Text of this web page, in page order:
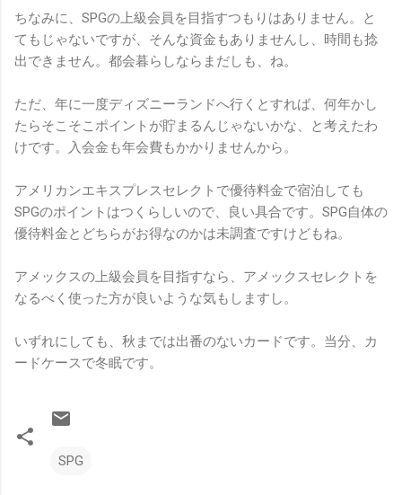
ちなみに、SPGの上級会員を目指すつもりはありません。と
てもじゃないですが、そんな資金もありませんし、時間も捻
出できません。都会暮らしならまだしも、ね。
ただ、年に一度ディズニーランドへ行くとすれば、何年かし
たらそこそこポイントが貯まるんじゃないかな、と考えたわ
けです。入会金も年会費もかかりませんから。
アメリカンエキスプレスセレクトで優待料金で宿泊しても
SPGのポイントはつくらしいので、良い具合です。SPG自体の
優待料金とどちらがお得なのかは未調査ですけどもね。
アメックスの上級会員を目指すなら、アメックスセレクトを
なるべく使った方が良いような気もしますし。
いずれにしても、秋までは出番のないカードです。当分、カ
ードケースで冬眠です。
SPG